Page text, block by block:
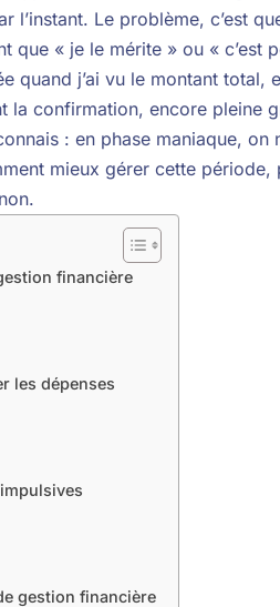
Le problème, c’est
que « je le mérite » ou « c’est
quand j’ai vu le montant total,
la confirmation, encore pleine
: en phase maniaque, on
mieux gérer cette période,
financière
les dépenses
gestion financière